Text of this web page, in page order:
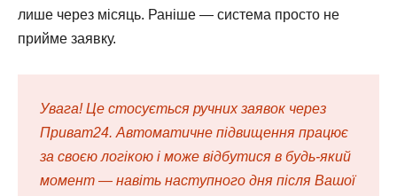
лише через місяць. Раніше — система просто не
прийме заявку.
Увага! Це стосується ручних заявок через
Приват24. Автоматичне підвищення працює
за своєю логікою і може відбутися в будь-який
момент — навіть наступного дня після Вашої